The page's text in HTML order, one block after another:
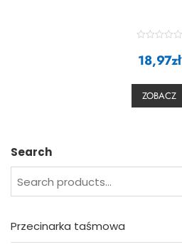
a
u
18,97zł
ZOBACZ
Search
Przecinarka taśmowa